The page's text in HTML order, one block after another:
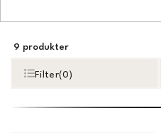
9 produkter
Filter(0)